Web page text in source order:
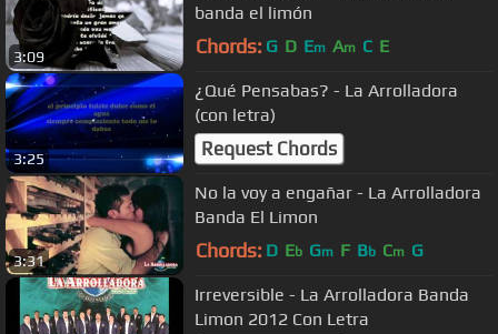
3:09
banda el limón
Chords: G D Em Am C E
3:25
¿Qué Pensabas? - La Arrolladora
(con letra)
Request Chords
3:31
No la voy a engañar - La Arrolladora
Banda El Limon
Chords: D Eb Gm F Bb Cm G
Irreversible - La Arrolladora Banda
Limon 2012 Con Letra